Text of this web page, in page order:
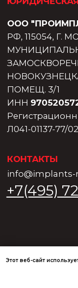
Этот веб-сайт